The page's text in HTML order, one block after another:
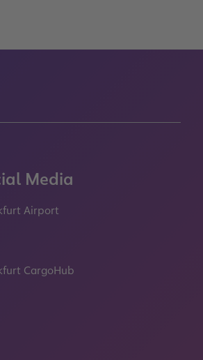
Media
Airport
CargoHub